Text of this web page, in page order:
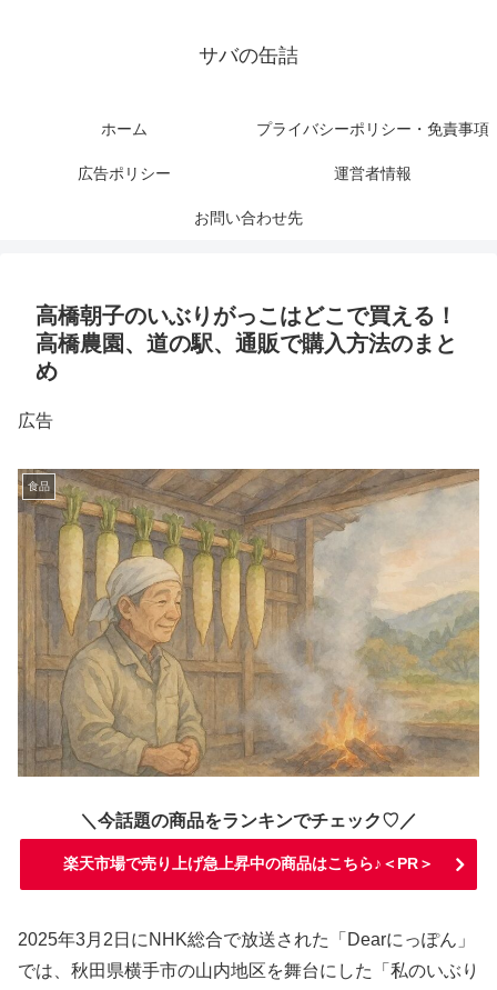
サバの缶詰
ホーム プライバシーポリシー・免責事項
広告ポリシー 運営者情報
お問い合わせ先
高橋朝子のいぶりがっこはどこで買える！
高橋農園、道の駅、通販で購入方法のまと
め
広告
食品
＼今話題の商品をランキンでチェック♡／
楽天市場で売り上げ急上昇中の商品はこちら♪＜PR＞
2025年3月2日にNHK総合で放送された「Dearにっぽん」
では、秋田県横手市の山内地区を舞台にした「私のいぶり